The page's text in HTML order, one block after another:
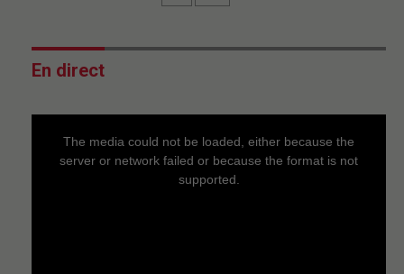
En direct
The media could not be loaded, either because the
server or network failed or because the format is not
supported.